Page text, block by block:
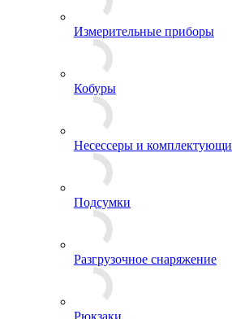
Выживание
Измерительные приборы
Кобуры
Несессеры и комплектующие
Подсумки